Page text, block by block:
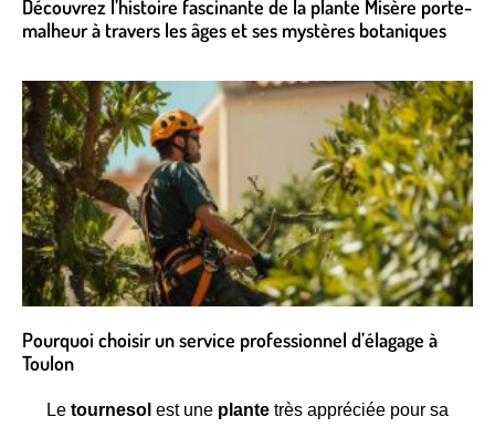
Découvrez l’histoire fascinante de la plante Misère porte-
malheur à travers les âges et ses mystères botaniques
Pourquoi choisir un service professionnel d’élagage à
Toulon
Le tournesol est une plante très appréciée pour sa